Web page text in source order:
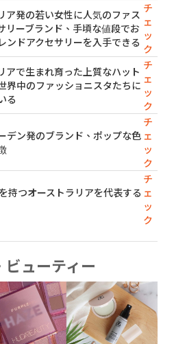
ア発の若い女性に人気のファス
リーブランド、手頃な値段でお
ンドアクセサリーを入手できる
チ
ェ
ッ
ク
アで生まれ育った上質なハット
界中のファッショニスタたちに
る
チ
ェ
ッ
ク
デン発のブランド、ポップな色
チ
ェ
ッ
ク
持つオーストラリアを代表する
チ
ェ
ッ
ク
ビューティー